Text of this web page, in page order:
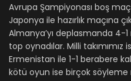
Avrupa Şampiyonası boş maç
Japonya ile hazırlık maçına
Almanya’yı deplasmanda 4-
top oynadılar. Milli
Ermenistan ile 1-1 berabere
kötü oyun ise birçok söyleme